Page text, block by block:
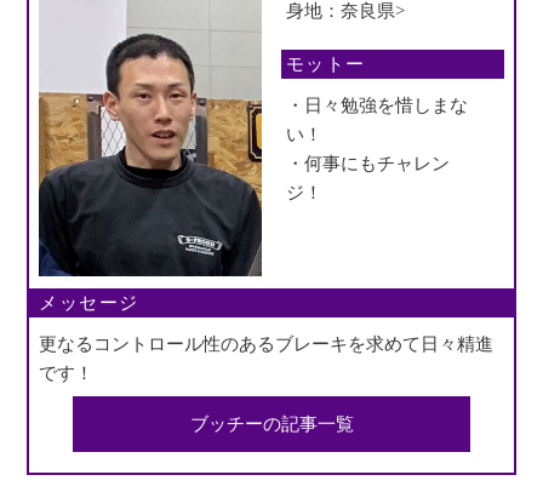
身地：奈良県>
モットー
・日々勉強を惜しまな
い！
・何事にもチャレン
ジ！
メッセージ
更なるコントロール性のあるブレーキを求めて日々精進
です！
ブッチーの記事一覧